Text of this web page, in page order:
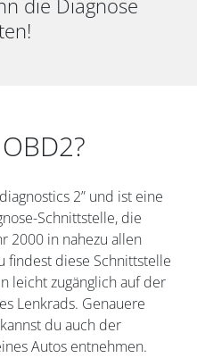
die Diagnose
2” und ist eine
Schnittstelle, die
2000 in nahezu allen
findest diese Schnittstelle
leicht zugänglich auf der
Lenkrads. Genauere
du auch der
Autos entnehmen.